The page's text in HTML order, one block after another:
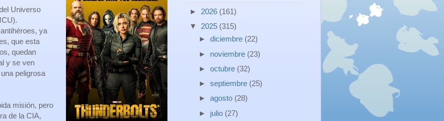
Universo
ya
que esta
quedan
y se ven
peligrosa
misión, pero
de la CIA,
► 2026 (161)
▼ 2025 (315)
► diciembre (22)
► noviembre (23)
► octubre (32)
► septiembre (25)
► agosto (28)
► julio (27)